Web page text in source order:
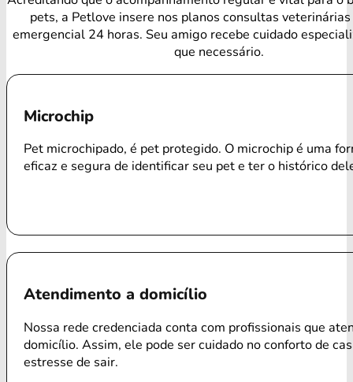
pets, a Petlove insere nos planos consultas
emergencial 24 horas. Seu amigo recebe cuidado
que necessário.
Microchip
Pet microchipado, é pet protegido. O microchip é uma
eficaz e segura de identificar seu pet e ter o histórico
Atendimento a domicílio
Nossa rede credenciada conta com profissionais que
domicílio. Assim, ele pode ser cuidado no conforto de
estresse de sair.